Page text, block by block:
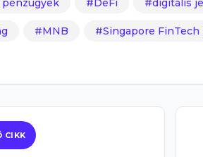
DeFi digitális
MNB Singapore FinTech